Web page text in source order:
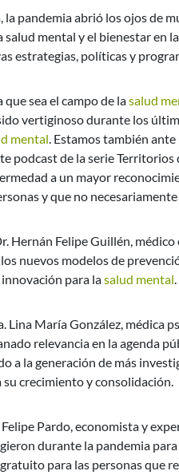
la pandemia abrió los ojos de
salud mental y el bienestar en
estrategias, políticas y
sea el campo de lasalud
vertiginoso durante los
mental. Estamos también
podcast de la serie Territorios
a un mayor
y que no
Hernán Felipe Guillén,
nuevos modelos de
para lasalud mental.
Lina María González, médica
relevancia en la agenda
a la generación de más
crecimiento y consolidación.
Pardo, economista y
durante la pandemia
para las personas que